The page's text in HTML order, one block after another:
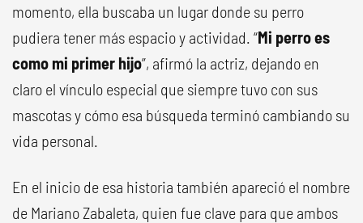
momento, ella buscaba un lugar donde su perro
pudiera tener más espacio y actividad. “Mi perro es
como mi primer hijo”, afirmó la actriz, dejando en
claro el vínculo especial que siempre tuvo con sus
mascotas y cómo esa búsqueda terminó cambiando su
vida personal.
En el inicio de esa historia también apareció el nombre
de Mariano Zabaleta, quien fue clave para que ambos